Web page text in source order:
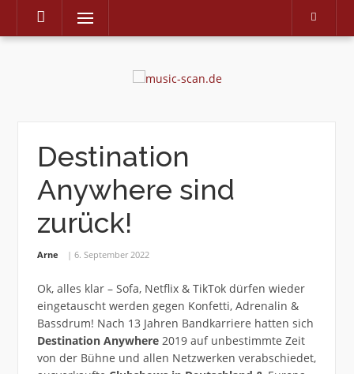
Skip
Menu
Destination
Anywhere sind
zurück!
Arne 6. September 2022
Ok, alles klar – Sofa, Netflix & TikTok dürfen wieder
eingetauscht werden gegen Konfetti, Adrenalin &
Bassdrum! Nach 13 Jahren Bandkarriere hatten sich
Destination Anywhere2019 auf unbestimmte Zeit
von der Bühne und allen Netzwerken verabschiedet,